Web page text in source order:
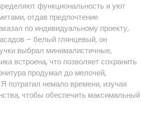
функциональность и уют
отдав предпочтение
по индивидуальному проекту,
– белый глянцевый, он
выбрал минималистичные,
встроена, что позволяет сохранить
продумал до мелочей,
потратил немало времени, изучая
чтобы обеспечить максимальный